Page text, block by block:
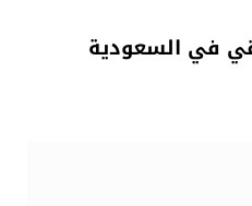
في السعودية